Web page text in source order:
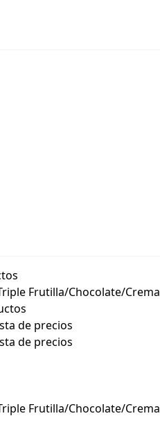
Frutilla/Chocolate/Crema
de precios
de precios
Frutilla/Chocolate/Crema